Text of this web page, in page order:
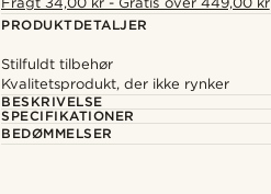
PRODUKTDETALJER
Stilfuldt tilbehør
Kvalitetsprodukt, der ikke rynker
BESKRIVELSE
SPECIFIKATIONER
BEDØMMELSER